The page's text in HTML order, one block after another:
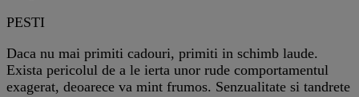
PESTI
Daca nu mai primiti cadouri, primiti in schimb laude.
Exista pericolul de a le ierta unor rude comportamentul
exagerat, deoarece va mint frumos. Senzualitate si tandrete